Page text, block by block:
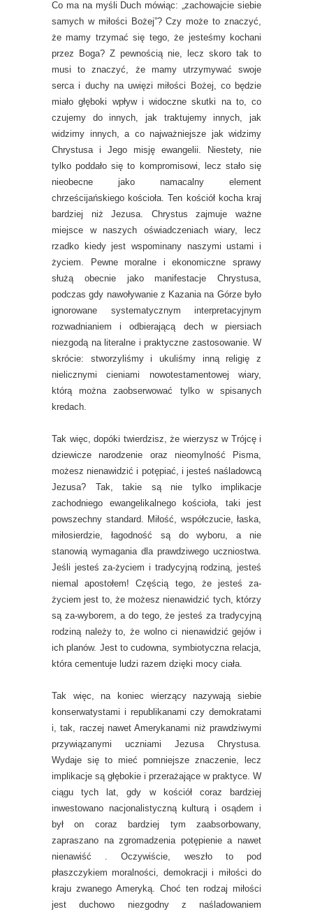
Co ma na myśli Duch mówiąc: „zachowajcie siebie
samych w miłości Bożej”? Czy może to znaczyć,
że mamy trzymać się tego, że jesteśmy kochani
przez Boga? Z pewnością nie, lecz skoro tak to
musi to znaczyć, że mamy utrzymywać swoje
serca i duchy na uwięzi miłości Bożej, co będzie
miało głęboki wpływ i widoczne skutki na to, co
czujemy do innych, jak traktujemy innych, jak
widzimy innych, a co najważniejsze jak widzimy
Chrystusa i Jego misję ewangelii. Niestety, nie
tylko poddało się to kompromisowi, lecz stało się
nieobecne jako namacalny element
chrześcijańskiego kościoła. Ten kościół kocha kraj
bardziej niż Jezusa. Chrystus zajmuje ważne
miejsce w naszych oświadczeniach wiary, lecz
rzadko kiedy jest wspominany naszymi ustami i
życiem. Pewne moralne i ekonomiczne sprawy
służą obecnie jako manifestacje Chrystusa,
podczas gdy nawoływanie z Kazania na Górze było
ignorowane systematycznym interpretacyjnym
rozwadnianiem i odbierającą dech w piersiach
niezgodą na literalne i praktyczne zastosowanie. W
skrócie: stworzyliśmy i ukuliśmy inną religię z
nielicznymi cieniami nowotestamentowej wiary,
którą można zaobserwować tylko w spisanych
kredach.
Tak więc, dopóki twierdzisz, że wierzysz w Trójcę i
dziewicze narodzenie oraz nieomylność Pisma,
możesz nienawidzić i potępiać, i jesteś naśladowcą
Jezusa? Tak, takie są nie tylko implikacje
zachodniego ewangelikalnego kościoła, taki jest
powszechny standard. Miłość, współczucie, łaska,
miłosierdzie, łagodność są do wyboru, a nie
stanowią wymagania dla prawdziwego uczniostwa.
Jeśli jesteś za-życiem i tradycyjną rodziną, jesteś
niemal apostołem! Częścią tego, że jesteś za-
życiem jest to, że możesz nienawidzić tych, którzy
są za-wyborem, a do tego, że jesteś za tradycyjną
rodziną należy to, że wolno ci nienawidzić gejów i
ich planów. Jest to cudowna, symbiotyczna relacja,
która cementuje ludzi razem dzięki mocy ciała.
Tak więc, na koniec wierzący nazywają siebie
konserwatystami i republikanami czy demokratami
i, tak, raczej nawet Amerykanami niż prawdziwymi
przywiązanymi uczniami Jezusa Chrystusa.
Wydaje się to mieć pomniejsze znaczenie, lecz
implikacje są głębokie i przerażające w praktyce. W
ciągu tych lat, gdy w kościół coraz bardziej
inwestowano nacjonalistyczną kulturą i osądem i
był on coraz bardziej tym zaabsorbowany,
zapraszano na zgromadzenia potępienie a nawet
nienawiść . Oczywiście, weszło to pod
płaszczykiem moralności, demokracji i miłości do
kraju zwanego Ameryką. Choć ten rodzaj miłości
jest duchowo niezgodny z naśladowaniem